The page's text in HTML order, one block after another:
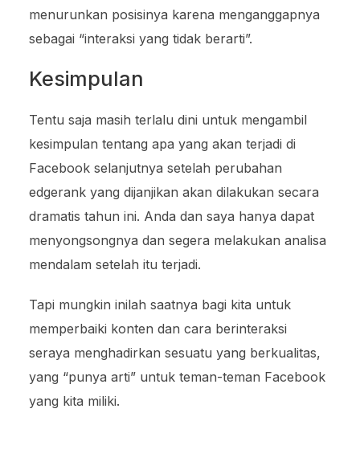
menurunkan posisinya karena menganggapnya
sebagai “interaksi yang tidak berarti”.
Kesimpulan
Tentu saja masih terlalu dini untuk mengambil
kesimpulan tentang apa yang akan terjadi di
Facebook selanjutnya setelah perubahan
edgerank yang dijanjikan akan dilakukan secara
dramatis tahun ini. Anda dan saya hanya dapat
menyongsongnya dan segera melakukan analisa
mendalam setelah itu terjadi.
Tapi mungkin inilah saatnya bagi kita untuk
memperbaiki konten dan cara berinteraksi
seraya menghadirkan sesuatu yang berkualitas,
yang “punya arti” untuk teman-teman Facebook
yang kita miliki.